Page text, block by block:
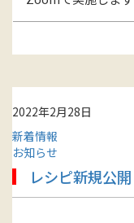
2022年2月28日
新着情報
お知らせ
レシピ新規公開